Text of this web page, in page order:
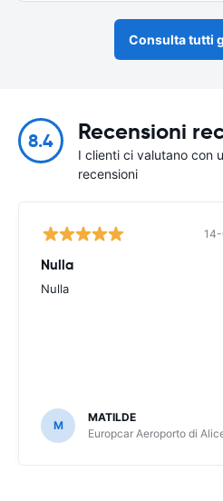
Consulta tutti
8.4 Recensioni
I clienti ci valutano con
recensioni
Nulla
Nulla
M
MATILDE
Europcar Aeroporto di